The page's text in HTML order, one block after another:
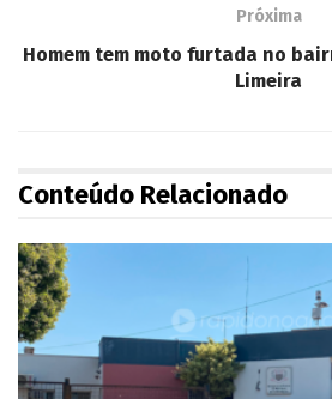
Próxima
Homem tem moto furtada no
Limeira
Conteúdo Relacionado